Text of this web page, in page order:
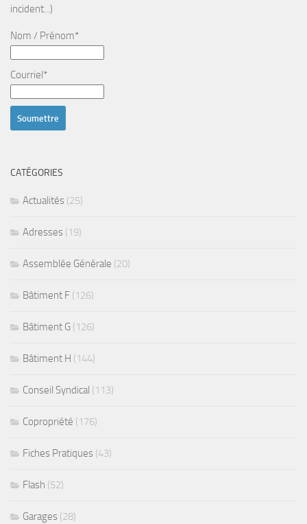
incident...)
Nom / Prénom*
Courriel*
CATÉGORIES
Actualités (25)
Adresses (19)
Assemblée Générale (20)
Bâtiment F (126)
Bâtiment G (126)
Bâtiment H (144)
Conseil Syndical (113)
Copropriété (176)
Fiches Pratiques (43)
Flash (52)
Garages (28)